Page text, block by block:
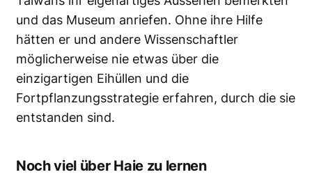
und das Museum anriefen. Ohne ihre Hilfe
hätten er und andere Wissenschaftler
möglicherweise nie etwas über die
einzigartigen Eihüllen und die
Fortpflanzungsstrategie erfahren, durch die sie
entstanden sind.
Noch viel über Haie zu lernen